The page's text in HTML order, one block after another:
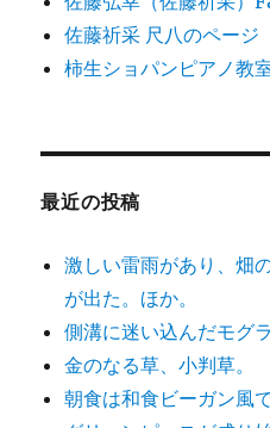
佐藤祈采 尺八のページ
柿生ショパンピアノ教
最近の投稿
激しい雷雨があり、畑
が出た。ほか。
側溝に迷い込んだモグ
金のなる草、小判草。
朝食は和食ビーガン風